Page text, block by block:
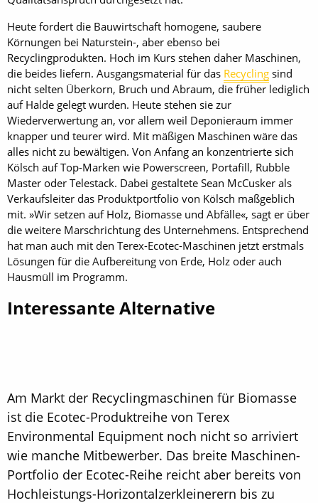
Heute fordert die Bauwirtschaft homogene, saubere
Körnungen bei Naturstein-, aber ebenso bei
Recyclingprodukten. Hoch im Kurs stehen daher Maschinen,
die beides liefern. Ausgangsmaterial für das Recycling sind
nicht selten Überkorn, Bruch und Abraum, die früher lediglich
auf Halde gelegt wurden. Heute stehen sie zur
Wiederverwertung an, vor allem weil Deponieraum immer
knapper und teurer wird. Mit mäßigen Maschinen wäre das
alles nicht zu bewältigen. Von Anfang an konzentrierte sich
Kölsch auf Top-Marken wie Powerscreen, Portafill, Rubble
Master oder Tele­stack. Dabei gestaltete Sean McCusker als
Verkaufsleiter das Produktportfolio von Kölsch maßgeblich
mit. »Wir setzen auf Holz, Biomasse und Abfälle«, sagt er über
die weitere Marschrichtung des Unternehmens. Entsprechend
hat man auch mit den Terex-Ecotec-Maschinen jetzt erstmals
Lösungen für die Aufbereitung von Erde, Holz oder auch
Hausmüll im Programm.
Interessante Alternative
Am Markt der Recyclingmaschinen für Biomasse
ist die Ecotec-Produktreihe von Terex
Environmental Equipment noch nicht so arriviert
wie manche Mitbewerber. Das breite Maschinen-
Portfolio der Ecotec-Reihe reicht aber bereits von
Hochleistungs-Horizontalzerkleinerern bis zu